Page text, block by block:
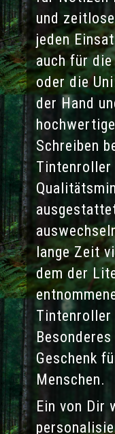
und
jeden
auch für
oder die
der Hand
Schreiben
Tintenroller
lange Zeit
dem der
Tintenroller
Geschenk
Menschen.
Ein von Dir